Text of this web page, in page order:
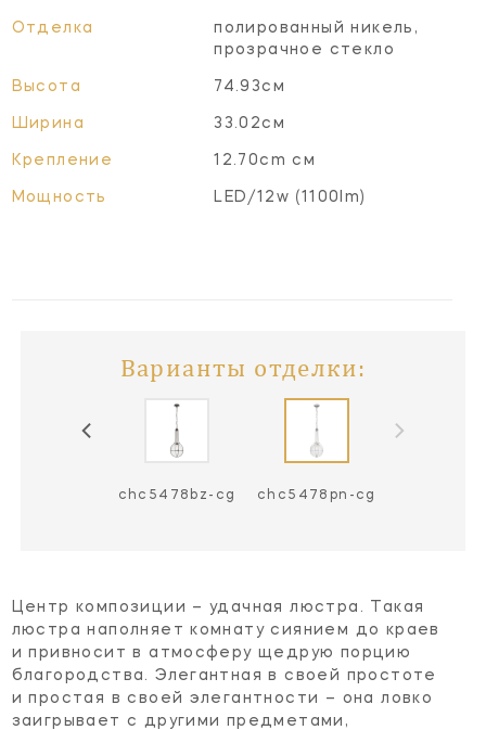
Отделка
полированный никель,
прозрачное стекло
Высота 74.93см
Ширина 33.02см
Крепление 12.70cm см
Мощность LED/12w (1100lm)
Варианты отделки:
chc5478bz-cg chc5478pn-cg
Центр композиции – удачная люстра. Такая
люстра наполняет комнату сиянием до краев
и привносит в атмосферу щедрую порцию
благородства. Элегантная в своей простоте
и простая в своей элегантности – она ловко
заигрывает с другими предметами,